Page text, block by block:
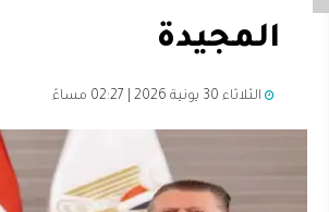
المجيدة
الثلاثاء 30 يونية 2026 | 02:27 مساءً